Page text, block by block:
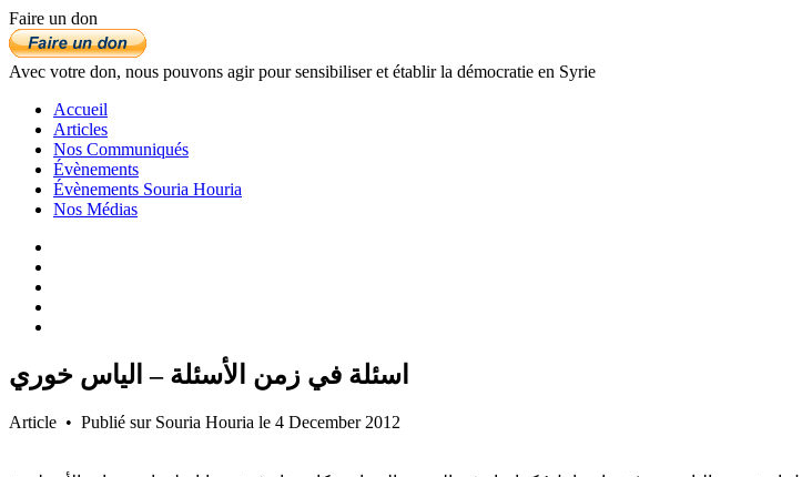
Faire un don
Avec votre don, nous pouvons agir pour sensibiliser et établir la démocratie en Syrie
Accueil
Articles
Nos Communiqués
Évènements
Évènements Souria Houria
Nos Médias
اسئلة في زمن الأسئلة – الياس خوري
Article • Publié sur Souria Houria le 4 December 2012